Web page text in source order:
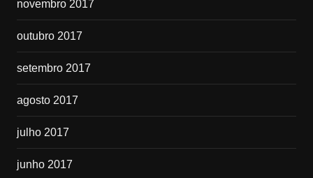
novembro 2017
outubro 2017
setembro 2017
agosto 2017
julho 2017
junho 2017